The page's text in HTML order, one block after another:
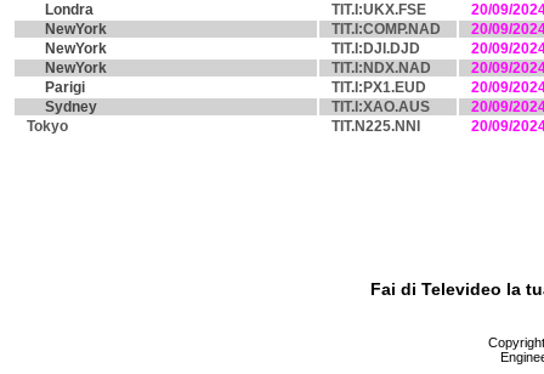
Londra
TIT.I:UKX.FSE
20/09/
NewYork
TIT.I:COMP.NAD
20/09/
NewYork
TIT.I:DJI.DJD
20/09/
NewYork
TIT.I:NDX.NAD
20/09/
Parigi
TIT.I:PX1.EUD
20/09/
Sydney
TIT.I:XAO.AUS
20/09/
Tokyo
TIT.N225.NNI 20/09/
Fai di Televideo la